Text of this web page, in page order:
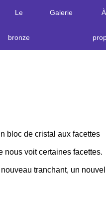
Le
bronze
Galerie À
bloc de cristal aux facettes
nous voit certaines facettes.
tranchant, un nouvel